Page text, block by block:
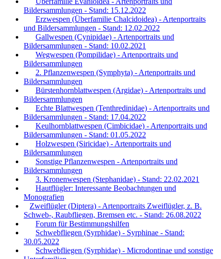
Bildersammlungen - Stand: 15.12.2022
Erzwespen (Überfamilie Chalcidoidea) - Artenportraits
und Bildersammlungen - Stand: 12.02.2022
Gallwespen (Cynipidae) - Artenportraits und
Bildersammlungen - Stand: 10.02.2021
Wegwespen (Pompilidae) - Artenportraits und
Bildersammlungen
2. Pflanzenwespen (Symphyta) - Artenportraits und
Bildersammlungen
Bürstenhornblattwespen (Argidae) - Artenportraits und
Bildersammlungen
Echte Blattwespen (Tenthredinidae) - Artenportraits und
Bildersammlungen - Stand: 17.04.2022
Keulhornblattwespen (Cimbicidae) - Artenportraits und
Bildersammlungen - Stand: 01.05.2022
Holzwespen (Siricidae) - Artenportraits und
Bildersammlungen
Sonstige Pflanzenwespen - Artenportraits und
Bildersammlungen
3. Kronenwespen (Stephanidae) - Stand: 22.02.2021
Hautflügler: Interessante Beobachtungen und
Monografien
Zweiflügler (Diptera) - Artenportraits Zweiflügler, z. B.
Schweb-, Raubfliegen, Bremsen etc. - Stand: 26.08.2022
Forum für Bestimmungshilfen
Schwebfliegen (Syrphidae) - Syrphinae - Stand:
30.05.2022
Schwebfliegen (Syrphidae) - Microdontinae und sonstige